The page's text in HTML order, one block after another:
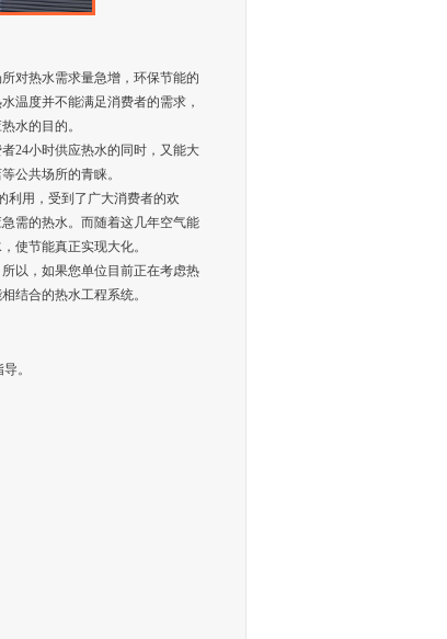
对热水需求量急增，环保节能的
温度并不能满足消费者的需求，
水的目的。
24小时供应热水的同时，又能大
公共场所的青睐。
利用，受到了广大消费者的欢
需的热水。而随着这几年空气能
使节能真正实现大化。
以，如果您单位目前正在考虑热
结合的热水工程系统。
。